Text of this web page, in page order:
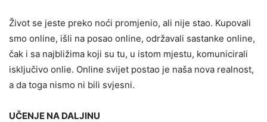
Život se jeste preko noći promjenio, ali nije stao. Kupovali
smo online, išli na posao online, održavali sastanke online,
čak i sa najbližima koji su tu, u istom mjestu, komunicirali
isključivo onlie. Online svijet postao je naša nova realnost,
a da toga nismo ni bili svjesni.
UČENJE NA DALJINU